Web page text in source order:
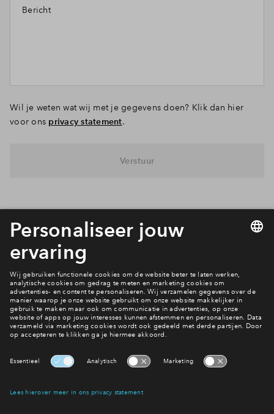
Bericht
Wil je weten wat wij met je gegevens doen? Klik dan hier
voor ons privacy statement.
Verstuur
Interesse? Meld je dan snel aan
Hiermee blijf je op de hoogte van het belangrijkste nieuws en
eventuele projecten
Ja, ik wil mij aanmelden
Heb je een vraag en wil je direct antwoord? Bel ons op